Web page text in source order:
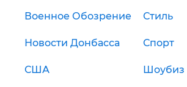
Военное Обозрение Стиль
Новости Донбасса Спорт
США Шоубиз